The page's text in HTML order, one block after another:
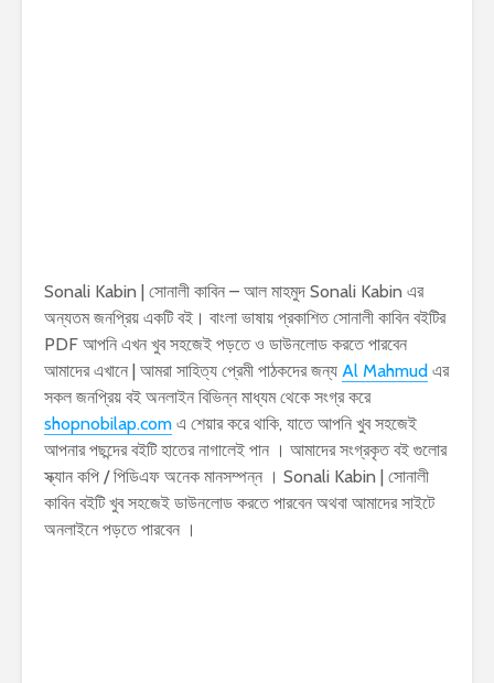
Sonali Kabin | সোনালী কাবিন – আল মাহমুদ Sonali Kabin এর
অন্যতম জনপ্রিয় একটি বই। বাংলা ভাষায় প্রকাশিত সোনালী কাবিন বইটির
PDF আপনি এখন খুব সহজেই পড়তে ও ডাউনলোড করতে পারবেন
আমাদের এখানে | আমরা সাহিত্য প্রেমী পাঠকদের জন্য Al Mahmud এর
সকল জনপ্রিয় বই অনলাইন বিভিন্ন মাধ্যম থেকে সংগ্র করে
shopnobilap.com এ শেয়ার করে থাকি, যাতে আপনি খুব সহজেই
আপনার পছন্দের বইটি হাতের নাগালেই পান । আমাদের সংগ্রকৃত বই গুলোর
স্ক্যান কপি / পিডিএফ অনেক মানসম্পন্ন । Sonali Kabin | সোনালী
কাবিন বইটি খুব সহজেই ডাউনলোড করতে পারবেন অথবা আমাদের সাইটে
অনলাইনে পড়তে পারবেন ।